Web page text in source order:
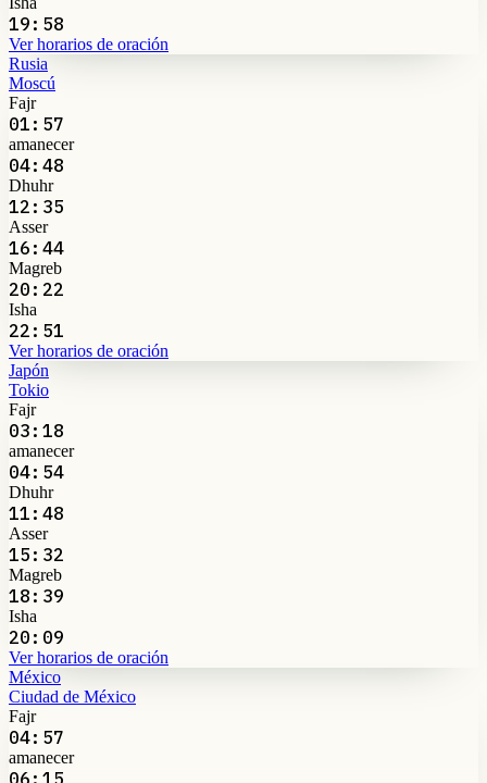
19:58
Ver horarios de oración
Rusia
Moscú
Fajr
01:57
amanecer
04:48
Dhuhr
12:35
Asser
16:44
Magreb
20:22
Isha
22:51
Ver horarios de oración
Japón
Tokio
Fajr
03:18
amanecer
04:54
Dhuhr
11:48
Asser
15:32
Magreb
18:39
Isha
20:09
Ver horarios de oración
México
Ciudad de México
Fajr
04:57
amanecer
06:15